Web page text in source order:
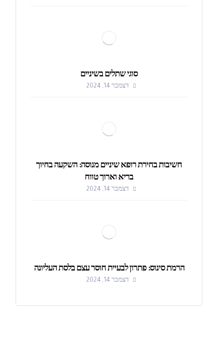
סוגי שתלים בשיניים
דצמבר 14, 2024
חשיבות בחירת רופא שיניים מנוסה: השקעה בחיוך
בריא וארוך טווח
דצמבר 14, 2024
הרמת סינוס: פתרון לבעיית חוסר עצם בלסת העליונה
דצמבר 14, 2024